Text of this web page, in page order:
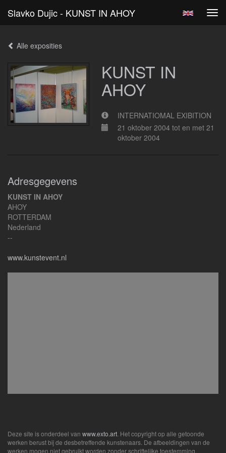
Slavko Dujic - KUNST IN AHOY
Alle exposities
KUNST IN
AHOY
INTERNATIOMAL EXIBITION
21 oktober 2004 tot en met 21
oktober 2004
Adresgegevens
KUNST IN AHOY
AHOY
ROTTERDAM
Nederland
--
www.kunstevent.nl
Deze site is onderdeel van www.exto.art . Het copyright op alle getoonde
werken berust bij de desbetreffende kunstenaars. De afbeeldingen van de
werken mogen niet gebruikt worden zonder schriftelijke toestemming.